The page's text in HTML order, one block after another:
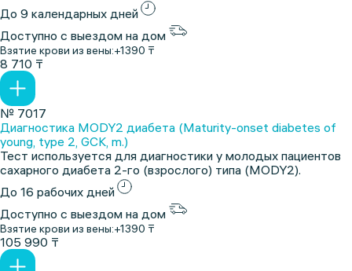
До 9 календарных дней
Доступно с выездом на дом
Взятие крови из вены:+1390 ₸
8 710 ₸
№ 7017
Диагностика MODY2 диабета (Maturity-onset diabetes of
young, type 2, GCK, m.)
Тест используется для диагностики у молодых пациентов
сахарного диабета 2-го (взрослого) типа (MODY2).
До 16 рабочих дней
Доступно с выездом на дом
Взятие крови из вены:+1390 ₸
105 990 ₸